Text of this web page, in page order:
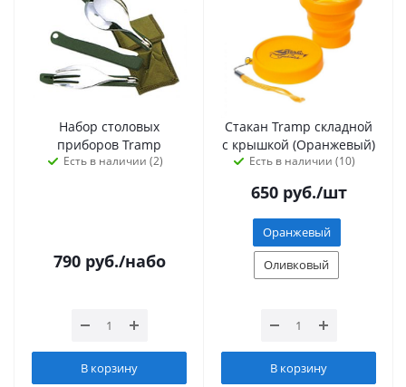
Набор столовых
приборов Tramp
Есть в наличии (2)
790руб./набо
В корзину
Стакан Tramp складной
с крышкой (Оранжевый)
Есть в наличии (10)
650руб./шт
Оранжевый
Оливковый
В корзину